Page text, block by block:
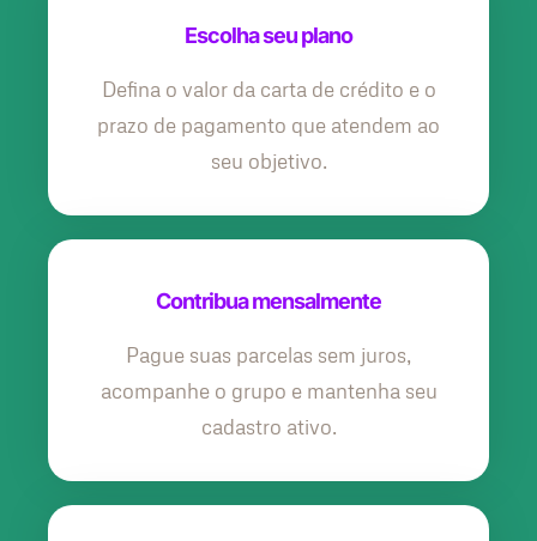
Escolha seu plano
Defina o valor da carta de crédito e o
prazo de pagamento que atendem ao
seu objetivo.
Contribua mensalmente
Pague suas parcelas sem juros,
acompanhe o grupo e mantenha seu
cadastro ativo.